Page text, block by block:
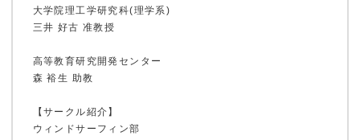
鹿大ジャーナル
大学院理工学研究科(理学系)
三井 好古 准教授
高等教育研究開発センター
森 裕生 助教
【サークル紹介】
ウィンドサーフィン部